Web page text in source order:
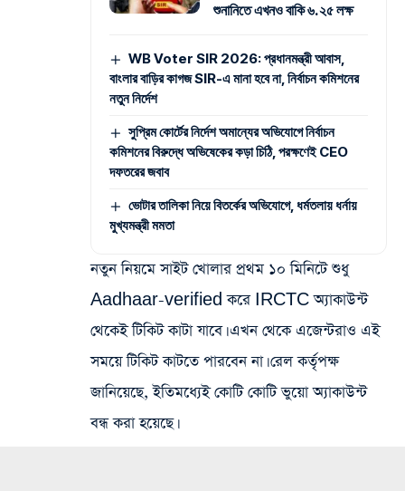
শুনানিতে এখনও বাকি ৬.২৫ লক্ষ
WB Voter SIR 2026: প্রধানমন্ত্রী আবাস,
বাংলার বাড়ির কাগজ SIR-এ মানা হবে না, নির্বাচন কমিশনের
নতুন নির্দেশ
সুপ্রিম কোর্টের নির্দেশ অমান্যের অভিযোগে নির্বাচন
কমিশনের বিরুদ্ধে অভিষেকের কড়া চিঠি, পরক্ষণেই CEO
দফতরের জবাব
ভোটার তালিকা নিয়ে বিতর্কের অভিযোগে, ধর্মতলায় ধর্নায়
মুখ্যমন্ত্রী মমতা
নতুন নিয়মে সাইট খোলার প্রথম ১০ মিনিটে শুধু
Aadhaar-verified করে IRCTC অ্যাকাউন্ট
থেকেই টিকিট কাটা যাবে। এখন থেকে এজেন্টরাও এই
সময়ে টিকিট কাটতে পারবেন না।রেল কর্তৃপক্ষ
জানিয়েছে, ইতিমধ্যেই কোটি কোটি ভুয়ো অ্যাকাউন্ট
বন্ধ করা হয়েছে।